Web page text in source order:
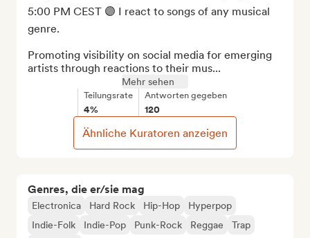
Genres, die er/sie mag
Electronica Hard Rock Hip-Hop
Hyperpop
Indie-Folk
Indie-Pop Punk-Rock Reggae
Trap
5:00 PM CEST 🟣 I react to songs of any musical
genre.
Promoting visibility on social media for emerging
artists through reactions to their mus...
Mehr sehen
Teilungsrate
4%
Antworten gegeben
120
Ähnliche Kuratoren anzeigen